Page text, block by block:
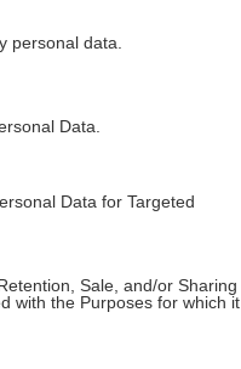
personal data.
Data.
Data for Targeted
Sale, and/or Sharing
with the Purposes for which it